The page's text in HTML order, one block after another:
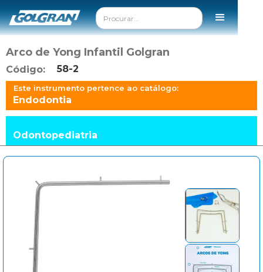
Arco de Yong Infantil Golgran
Código: 58-2
Este instrumento pertence ao catálogo:
Endodontia
Odontopediatria